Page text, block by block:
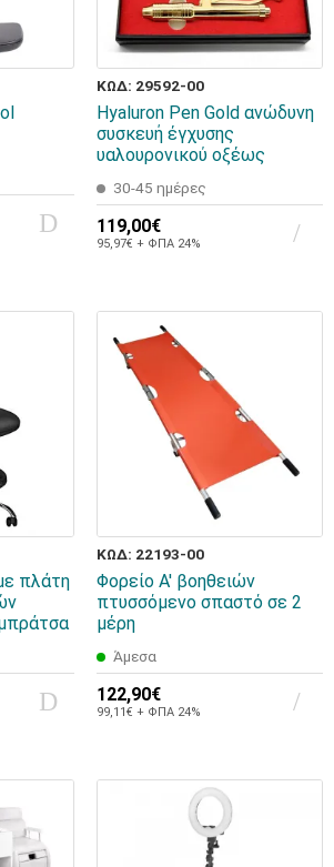
ΚΩΔ: 29592-00
Hyaluron Pen Gold ανώδυνη
συσκευή έγχυσης
υαλουρονικού οξέως
30-45 ημέρες
119,00€
95,97€ + ΦΠΑ 24%
πλάτη
ΚΩΔ: 22193-00
Φορείο Α' βοηθειών
πτυσσόμενο σπαστό σε 2
μέρη
Άμεσα
122,90€
99,11€ + ΦΠΑ 24%